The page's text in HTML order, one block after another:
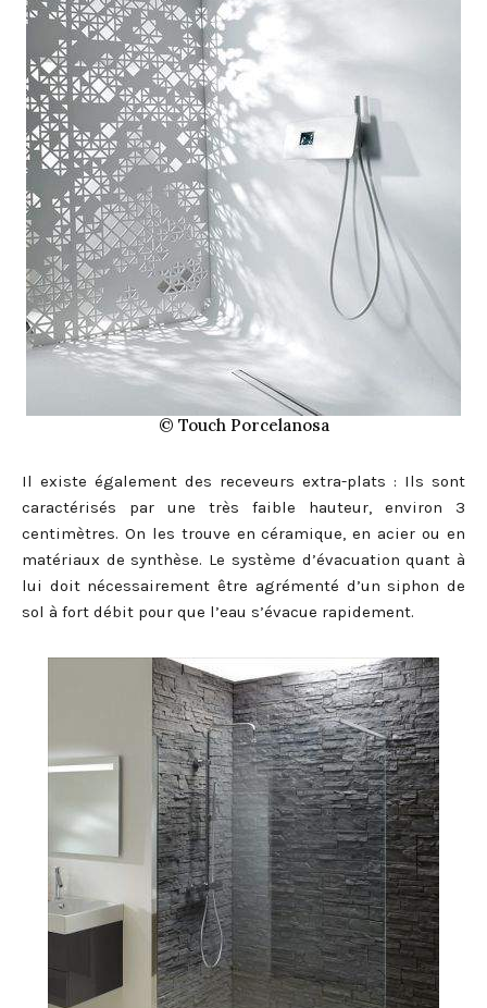
© Touch Porcelanosa
Il existe également des receveurs extra-plats : Ils sont
caractérisés par une très faible hauteur, environ 3
centimètres. On les trouve en céramique, en acier ou en
matériaux de synthèse. Le système d’évacuation quant à
lui doit nécessairement être agrémenté d’un siphon de
sol à fort débit pour que l’eau s’évacue rapidement.